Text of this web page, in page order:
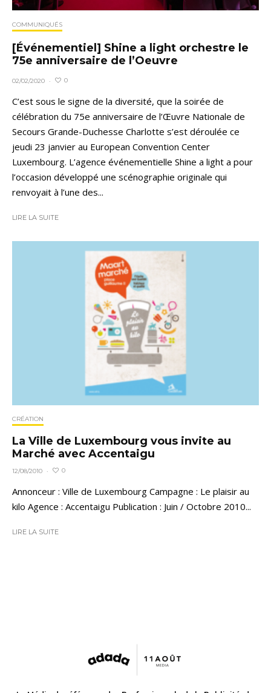
COMMUNIQUÉS
[Événementiel] Shine a light orchestre le
75e anniversaire de l’Oeuvre
02/02/2020 · 0
C’est sous le signe de la diversité, que la soirée de
célébration du 75e anniversaire de l’Œuvre Nationale de
Secours Grande-Duchesse Charlotte s’est déroulée ce
jeudi 23 janvier au European Convention Center
Luxembourg. L’agence événementielle Shine a light a pour
l’occasion développé une scénographie originale qui
renvoyait à l’une des...
LIRE LA SUITE
CRÉATION
La Ville de Luxembourg vous invite au
Marché avec Accentaigu
12/08/2010 · 0
Annonceur : Ville de Luxembourg Campagne : Le plaisir au
kilo Agence : Accentaigu Publication : Juin / Octobre 2010...
LIRE LA SUITE